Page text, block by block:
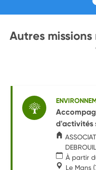
Autres
d'activités
À partir
Le Mans